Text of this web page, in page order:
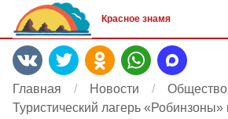
Красное знамя
Главная Новости
Общество
Туристический лагерь «Робинзоны»